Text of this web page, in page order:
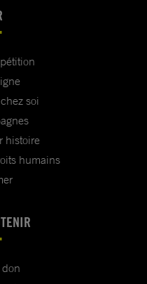
soi
histoire
humains